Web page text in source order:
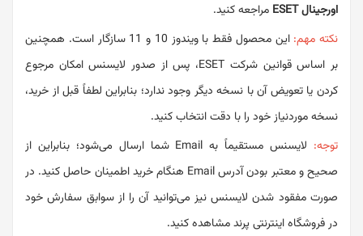
اورجینال ESET
مراجعه کنید.
نکته مهم:
این محصول فقط با ویندوز 10 و 11 سازگار است. همچنین
بر اساس قوانین شرکت ESET، پس از صدور لایسنس امکان مرجوع
کردن یا تعویض آن با نسخه دیگر وجود ندارد؛ بنابراین لطفاً قبل از خرید،
نسخه موردنیاز خود را با دقت انتخاب کنید.
توجه:
لایسنس مستقیماً به Email شما ارسال می‌شود؛ بنابراین از
صحیح و معتبر بودن آدرس Email هنگام خرید اطمینان حاصل کنید. در
صورت مفقود شدن لایسنس نیز می‌توانید آن را از سوابق سفارش خود
در فروشگاه اینترنتی پرند مشاهده کنید.